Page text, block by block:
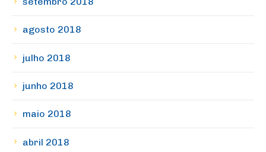
agosto 2018
julho 2018
junho 2018
maio 2018
abril 2018